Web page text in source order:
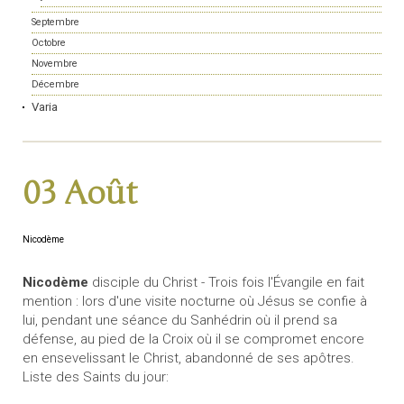
Septembre
Octobre
Novembre
Décembre
Varia
03 Août
Nicodème
Nicodème disciple du Christ - Trois fois l'Évangile en fait
mention : lors d'une visite nocturne où Jésus se confie à
lui, pendant une séance du Sanhédrin où il prend sa
défense, au pied de la Croix où il se compromet encore
en ensevelissant le Christ, abandonné de ses apôtres.
Liste des Saints du jour: